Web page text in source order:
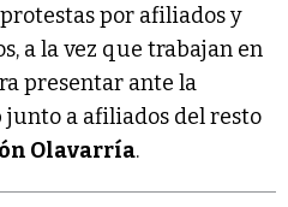
por afiliados y
a la vez que trabajan en
presentar ante la
junto a afiliados del resto
Olavarría.